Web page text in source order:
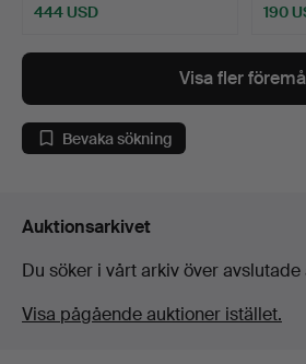
444 USD 190
Visa fler
Bevaka sökning
Auktionsarkivet
Du söker i vårt arkiv över avslutade
Visa pågående auktioner istället.